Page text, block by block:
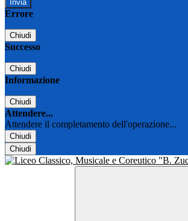
Errore
Chiudi
Successo
Chiudi
Informazione
Chiudi
Attendere...
Attendere il completamento dell'operazione...
Chiudi
Chiudi